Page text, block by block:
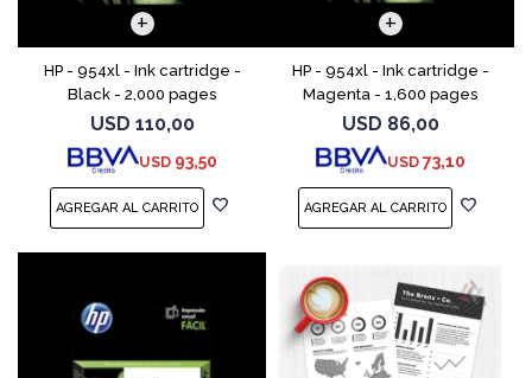
HP - 954xl - Ink cartridge -
Black - 2,000 pages
USD 110,00
USD 93,50
HP - 954xl - Ink cartridge -
Magenta - 1,600 pages
USD 86,00
USD 73,10